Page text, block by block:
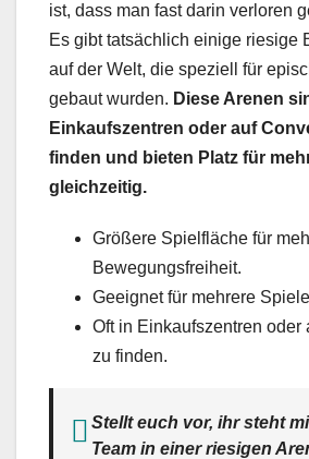
ist, dass man fast darin verloren
Es gibt tatsächlich einige riesige
auf der Welt, die speziell für
gebaut wurden. Diese Arenen
Einkaufszentren oder auf
finden und bieten Platz für
gleichzeitig.
Größere Spielfläche für
Bewegungsfreiheit.
Geeignet für mehrere
Oft in Einkaufszentren oder
zu finden.
Stellt euch vor, ihr steht
Team in einer riesigen